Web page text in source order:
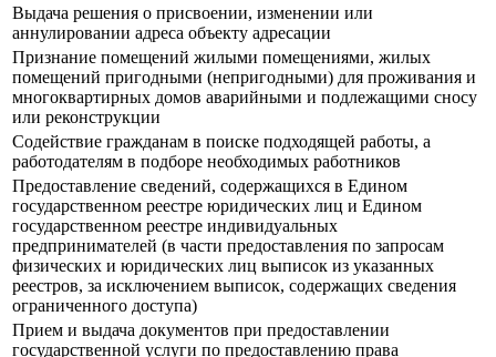
Выдача решения о присвоении, изменении или
аннулировании адреса объекту адресации
Признание помещений жилыми помещениями, жилых
помещений пригодными (непригодными) для проживания и
многоквартирных домов аварийными и подлежащими сносу
или реконструкции
Содействие гражданам в поиске подходящей работы, а
работодателям в подборе необходимых работников
Предоставление сведений, содержащихся в Едином
государственном реестре юридических лиц и Едином
государственном реестре индивидуальных
предпринимателей (в части предоставления по запросам
физических и юридических лиц выписок из указанных
реестров, за исключением выписок, содержащих сведения
ограниченного доступа)
Прием и выдача документов при предоставлении
государственной услуги по предоставлению права